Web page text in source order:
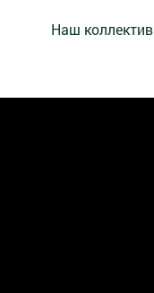
Наш коллектив